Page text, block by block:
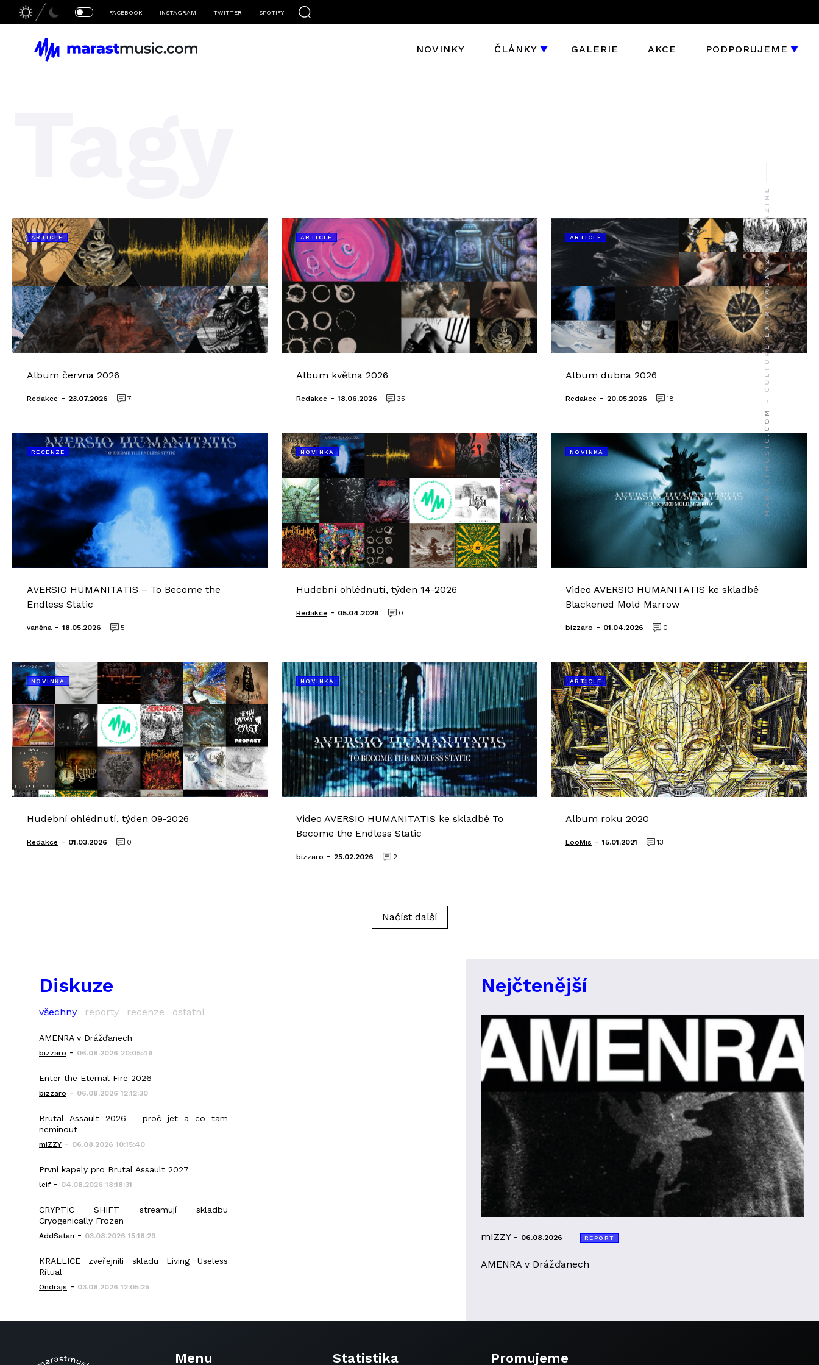
FACEBOOK INSTAGRAM TWITTER SPOTIFY
NOVINKY ČLÁNKY GALERIE AKCE PODPORUJEME
ARTICLE
Album června 2026
Redakce - 23.07.2026 7
ARTICLE
Album května 2026
Redakce - 18.06.2026 35
ARTICLE
Album dubna 2026
Redakce - 20.05.2026 18
RECENZE
AVERSIO HUMANITATIS – To Become the
Endless Static
vaněna - 18.05.2026 5
NOVINKA
Hudební ohlédnutí, týden 14-2026
Redakce - 05.04.2026 0
NOVINKA
Video AVERSIO HUMANITATIS ke skladbě
Blackened Mold Marrow
bizzaro - 01.04.2026 0
NOVINKA
Hudební ohlédnutí, týden 09-2026
Redakce - 01.03.2026 0
NOVINKA
Video AVERSIO HUMANITATIS ke skladbě To
Become the Endless Static
bizzaro - 25.02.2026 2
ARTICLE
Album roku 2020
LooMis - 15.01.2021 13
Načíst další
Diskuze
všechny reporty recenze ostatní
AMENRA v Drážďanech
bizzaro - 06.08.2026 20:05:46
Enter the Eternal Fire 2026
bizzaro - 06.08.2026 12:12:30
Brutal Assault 2026 - proč jet a co tam
neminout
mIZZY - 06.08.2026 10:15:40
První kapely pro Brutal Assault 2027
leif - 04.08.2026 18:18:31
CRYPTIC SHIFT streamují skladbu
Cryogenically Frozen
AddSatan - 03.08.2026 15:18:29
KRALLICE zveřejnili skladu Living Useless
Ritual
Ondrajs - 03.08.2026 12:05:25
Nejčtenější
mIZZY - 06.08.2026 REPORT
AMENRA v Drážďanech
Menu Statistika Promujeme